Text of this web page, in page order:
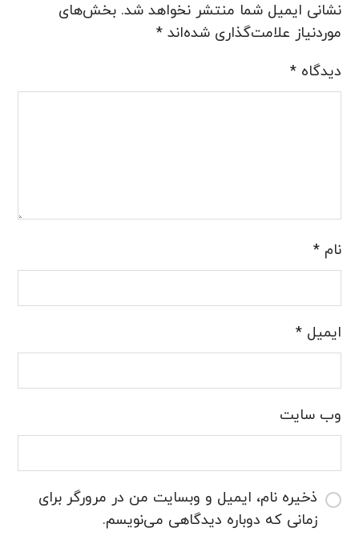
نشانی ایمیل شما منتشر نخواهد شد. بخش‌های
موردنیاز علامت‌گذاری شده‌اند*
دیدگاه*
نام*
ایمیل*
وب‌ سایت
ذخیره نام، ایمیل و وبسایت من در مرورگر برای
زمانی که دوباره دیدگاهی می‌نویسم.